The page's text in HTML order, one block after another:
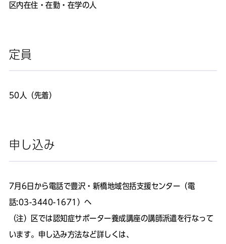
区内在住・在勤・在学の人
定員
50人（先着）
申し込み
7月6日から電話で豊沢・新橋地域包括支援センター（電
話:03-3440-1671）へ
（注）区では認知症サポーター養成講座の講師派遣を行なって
います。申し込み方法など詳しくは、